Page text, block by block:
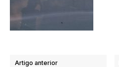
Artigo anterior